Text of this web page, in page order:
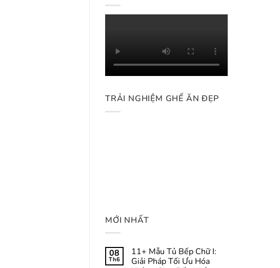
TRẢI NGHIỆM GHẾ ĂN ĐẸP
MỚI NHẤT
08
Th6
11+ Mẫu Tủ Bếp Chữ I:
Giải Pháp Tối Ưu Hóa